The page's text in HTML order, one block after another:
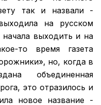
так и назвали -
на русском
выходить и на
то время газета
но, когда в
объединенная
это отразилось и
новое название -